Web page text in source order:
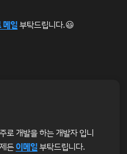
메일부탁드립니다.😃
로 개발을 하는 개발자 입니
든이메일부탁드립니다.